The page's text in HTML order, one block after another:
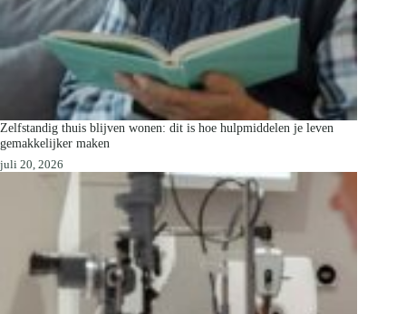
Zelfstandig thuis blijven wonen: dit is hoe hulpmiddelen je leven
gemakkelijker maken
juli 20, 2026